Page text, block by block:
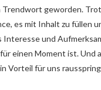
Trendwort geworden.
es mit Inhalt zu füllen
und
einen Moment ist. Und
Vorteil für uns